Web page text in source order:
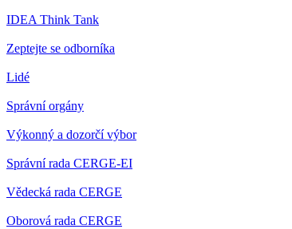
IDEA Think Tank
Zeptejte se odborníka
Lidé
Správní orgány
Výkonný a dozorčí výbor
Správní rada CERGE-EI
Vědecká rada CERGE
Oborová rada CERGE